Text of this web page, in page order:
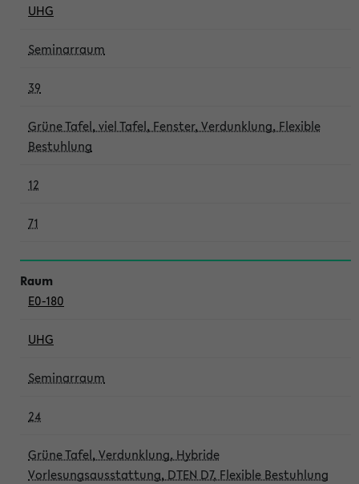
UHG
Seminarraum
39
Grüne Tafel, viel Tafel, Fenster, Verdunklung, Flexible
Bestuhlung
12
71
E0-180
UHG
Seminarraum
24
Grüne Tafel, Verdunklung, Hybride
Vorlesungsausstattung, DTEN D7, Flexible Bestuhlung